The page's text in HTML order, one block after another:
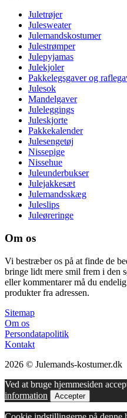
Juletrøjer
Julesweater
Julemandskostumer
Julestrømper
Julepyjamas
Julekjoler
Pakkelegsgaver og
Julesok
Mandelgaver
Juleleggings
Juleskjorte
Pakkekalender
Julesengetøj
Nissepige
Nissehue
Juleunderbukser
Julejakkesæt
Julemandsskæg
Juleslips
Juleøreringe
Om os
Vi bestræber os på at finde de
bringe lidt mere smil frem i den
eller kommentarer må du
produkter fra adressen.
Sitemap
Om os
Persondatapolitik
Kontakt
2026 © Julemands-kostumer.dk
Ved at bruge hjemmesiden
information
Accepter